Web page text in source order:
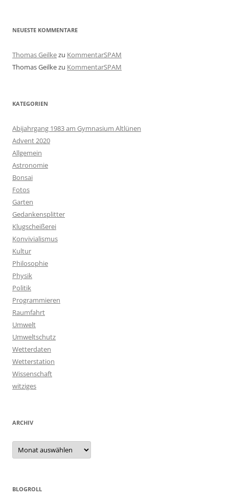
NEUESTE KOMMENTARE
Thomas Geilkezu KommentarSPAM
Thomas Geilkezu KommentarSPAM
KATEGORIEN
Abijahrgang 1983 am Gymnasium Altlünen
Advent 2020
Allgemein
Astronomie
Bonsai
Fotos
Garten
Gedankensplitter
Klugscheißerei
Konvivialismus
Kultur
Philosophie
Physik
Politik
Programmieren
Raumfahrt
Umwelt
Umweltschutz
Wetterdaten
Wetterstation
Wissenschaft
witziges
ARCHIV
Archiv
BLOGROLL